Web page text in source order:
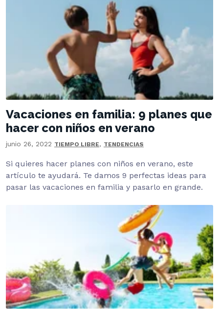
Vacaciones en familia: 9 planes que
hacer con niños en verano
junio 26, 2022 TIEMPO LIBRE, TENDENCIAS
Si quieres hacer planes con niños en verano, este
artículo te ayudará. Te damos 9 perfectas ideas para
pasar las vacaciones en familia y pasarlo en grande.